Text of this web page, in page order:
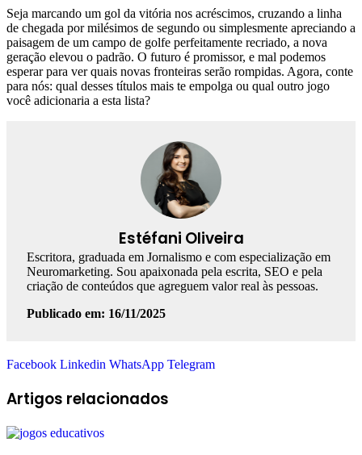
Seja marcando um gol da vitória nos acréscimos, cruzando a linha
de chegada por milésimos de segundo ou simplesmente apreciando a
paisagem de um campo de golfe perfeitamente recriado, a nova
geração elevou o padrão. O futuro é promissor, e mal podemos
esperar para ver quais novas fronteiras serão rompidas. Agora, conte
para nós: qual desses títulos mais te empolga ou qual outro jogo
você adicionaria a esta lista?
Estéfani Oliveira
Escritora, graduada em Jornalismo e com especialização em
Neuromarketing. Sou apaixonada pela escrita, SEO e pela
criação de conteúdos que agreguem valor real às pessoas.
Publicado em: 16/11/2025
Facebook Linkedin WhatsApp Telegram
Artigos relacionados